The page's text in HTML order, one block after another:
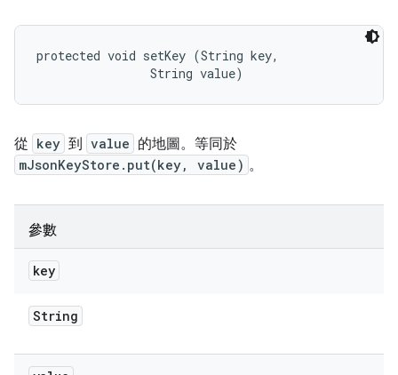
protected void setKey (String key,
                String value)
從 key 到 value 的地圖。等同於
mJsonKeyStore.put(key, value) 。
參數
key
String